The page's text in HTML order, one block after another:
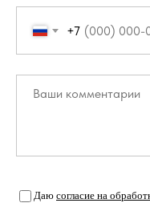
+7
Даю согласие на